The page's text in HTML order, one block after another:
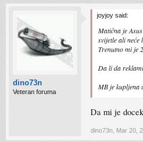
dino73n
Veteran foruma
joyjoy said:
Matična je
svijetle ali neće
Trenutno mi je
Da li da
MB je kupljena
Da mi je
dino73n Mar 20,